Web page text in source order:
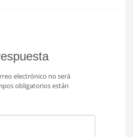
electrónico no será
obligatorios están